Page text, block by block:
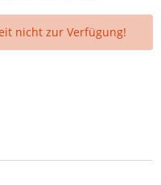
nicht zur Verfügung!